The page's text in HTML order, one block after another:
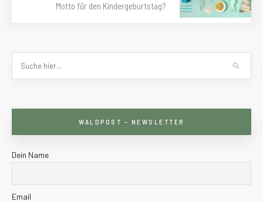
Motto für den Kindergeburtstag?
WALDPOST – NEWSLETTER
Dein Name
Email